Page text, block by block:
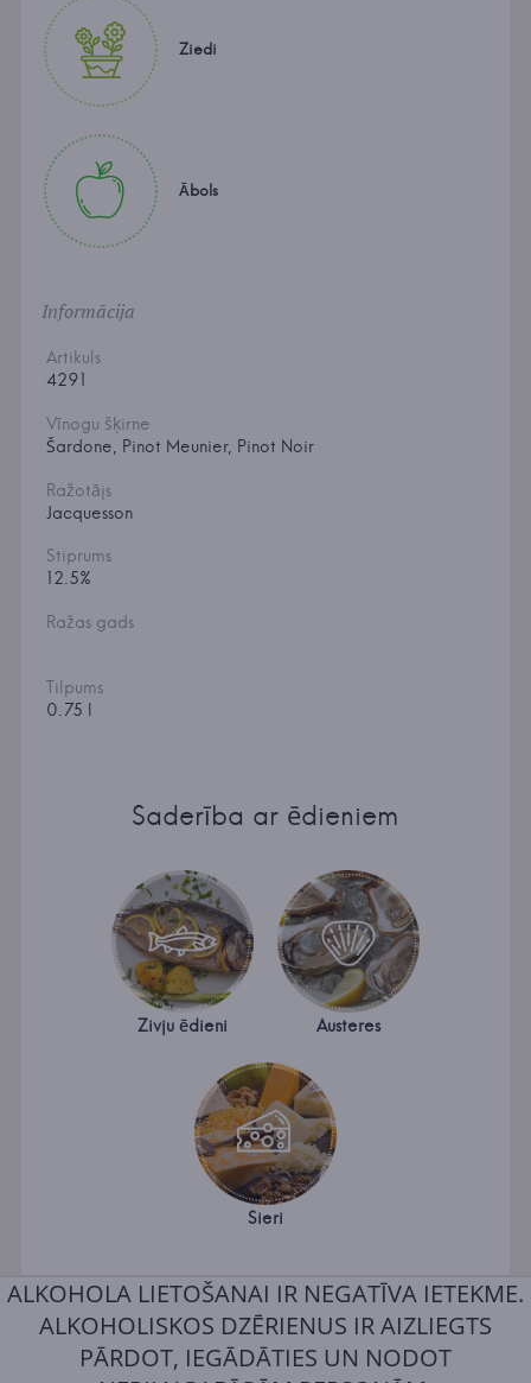
Ziedi
Ābols
Informācija
Artikuls
4291
Vīnogu šķirne
Šardone, Pinot Meunier, Pinot Noir
Ražotājs
Jacquesson
Stiprums
12.5%
Ražas gads
Tilpums
0.75 l
Saderība ar ēdieniem
Zivju ēdieni Austeres
Sieri
ALKOHOLA LIETOŠANAI IR NEGATĪVA IETEKME.
ALKOHOLISKOS DZĒRIENUS IR AIZLIEGTS
PĀRDOT, IEGĀDĀTIES UN NODOT